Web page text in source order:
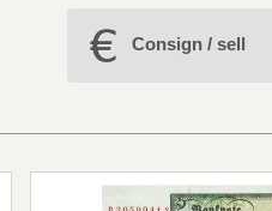
Consign / sell